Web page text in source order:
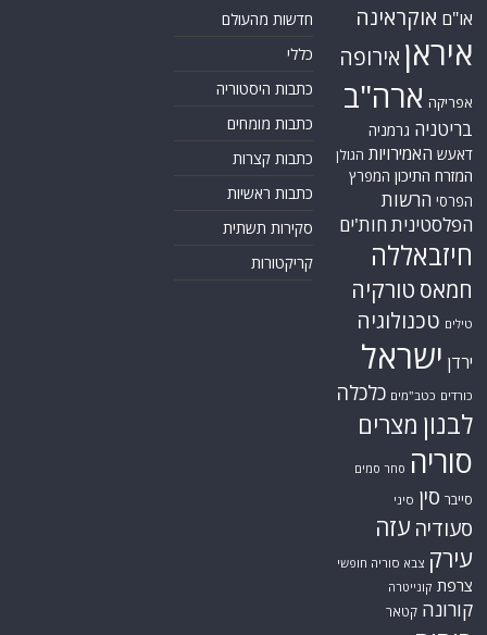
או"ם אוקראינה
איראן אירופה
אפריקה ארה"ב
בריטניה גרמניה
דאעש האמירויות הגולן
המזרח התיכון המפרץ
הפרסי הרשות
הפלסטיניתחות'ים
חיזבאללה
חמאס טורקיה
טילים טכנולוגיה
ירדן ישראל
כורדים כטב"מים כלכלה
לבנון מצרים
סוריה סחר סמים
סייבר סין סיני
סעודיה עזה
עירק צבא סוריה חופשי
צרפת קונייטרה
קורונה קטאר
חדשות מהעולם
כללי
כתבות היסטוריה
כתבות מומחים
כתבות קצרות
כתבות ראשיות
סקירות תשתית
קריקטורות